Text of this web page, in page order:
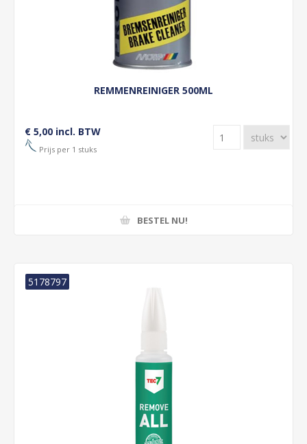
REMMENREINIGER 500ML
€ 5,00 incl. BTW
Prijs per 1 stuks
BESTEL NU!
5178797